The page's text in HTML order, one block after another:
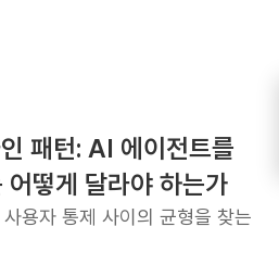
패턴: AI 에이전트를
떻게 달라야 하는가
용자 통제 사이의 균형을 찾는